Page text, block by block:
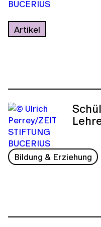
Artikel
Bildung & Erziehung